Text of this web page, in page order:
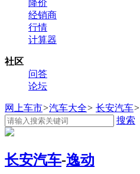
降价
经销商
行情
计算器
社区
问答
论坛
网上车市>汽车大全> 长安汽车>
搜索
长安汽车-逸动